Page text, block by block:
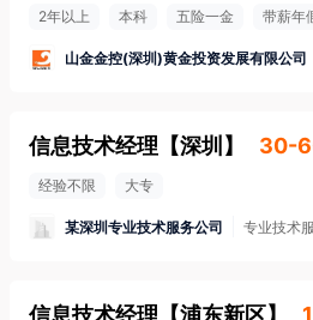
2年以上 本科 五险一金 带薪年
山金金控(深圳)黄金投资发展有限公司
信息技术经理 【深圳 】 30-
经验不限 大专
某深圳专业技术服务公司 专业技术
信息技术经理 【浦东新区】